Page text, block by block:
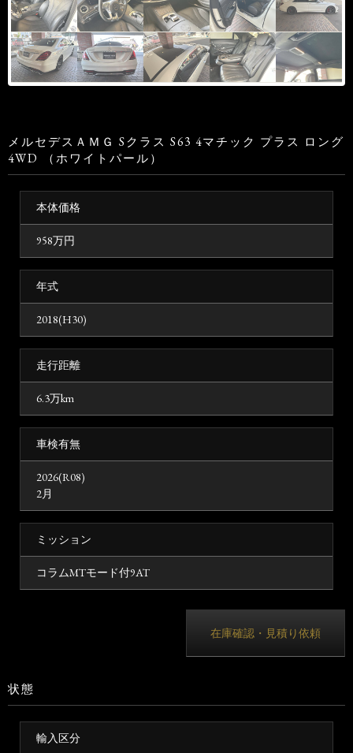
メルセデスＡＭＧ Sクラス S63 4マチック プラス ロング
4WD （ホワイトパール）
本体価格
958万円
年式
2018(H30)
走行距離
6.3万km
車検有無
2026(R08)
2月
ミッション
コラムMTモード付9AT
在庫確認・見積り依頼
状態
輸入区分